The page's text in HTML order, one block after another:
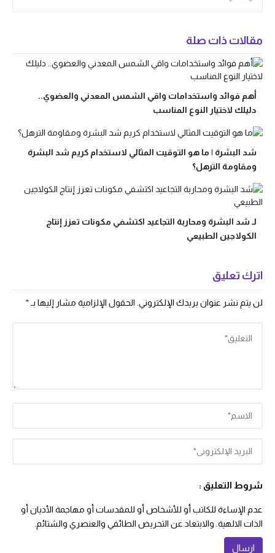
مقالات ذات صلة
أهم فوائد واستخدامات واقي الشمس المعدني والعضوي..
دليلك لاختيار النوع المناسب
شد البشرة | ما هو التوقيت المثالي لاستخدام كريم شد البشرة
ومقاومة الترهل؟
لـ شد البشرة ومحاربة التجاعيد اكتشفي مكونات تعزز إنتاج
الكولاجين الطبيعي
اترك تعليق
لن يتم نشر عنوان بريدك الإلكتروني. الحقول الإلزامية مشار إليها بـ*
شروط التعليق :
عدم الإساءة للكاتب أو للأشخاص أو للمقدسات أو مهاجمة الأديان أو
الذات الالهية. والابتعاد عن التحريض الطائفي والعنصري والشتائم.